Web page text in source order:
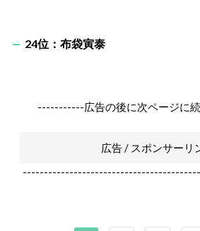
24位：布袋寅泰
-----------広告の後に次ページに
広告 / スポンサーリ